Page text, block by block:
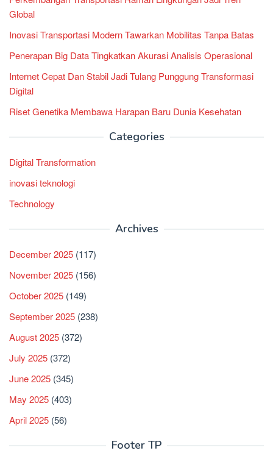
Global
Inovasi Transportasi Modern Tawarkan Mobilitas Tanpa Batas
Penerapan Big Data Tingkatkan Akurasi Analisis Operasional
Internet Cepat Dan Stabil Jadi Tulang Punggung Transformasi
Digital
Riset Genetika Membawa Harapan Baru Dunia Kesehatan
Categories
Digital Transformation
inovasi teknologi
Technology
Archives
December 2025 (117)
November 2025 (156)
October 2025 (149)
September 2025 (238)
August 2025 (372)
July 2025 (372)
June 2025 (345)
May 2025 (403)
April 2025 (56)
Footer TP